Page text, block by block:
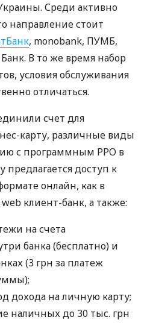
Среди активно
направление стоит
, monobank, ПУМБ,
В то же время набор
условия обслуживания
отличаться.
счет для
карту, различные виды
с программным РРО в
доступ к
онлайн, как в
клиент-банк, а также:
на счета
банка (бесплатно) и
(3 грн за платеж
дохода на личную карту;
наличных до 30 тыс. грн